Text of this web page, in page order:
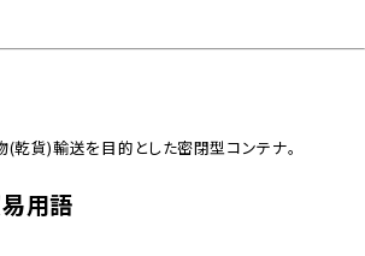
貨)輸送を目的とした密閉型コンテナ。
用語